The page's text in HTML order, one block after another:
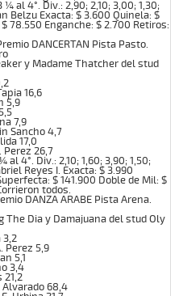
al 4°. Div.: 2,90; 2,10; 3,00; 1,30;
Belzu Exacta: $ 3.600 Quinela: $
78.550 Enganche: $ 2.700 Retiros:
DANCERTAN Pista Pasto.
y Madame Thatcher del stud
16,6
5,9
7,9
Sancho 4,7
17,0
Perez 26,7
4°. Div.: 2,10; 1,60; 3,90; 1,50;
Reyes I. Exacta: $ 3.990
$ 141.900 Doble de Mil: $
todos.
DANZA ARABE Pista Arena.
The Dia y Damajuana del stud Oly
3,2
Perez 5,9
5,1
3,4
21,2
Alvarado 68,4